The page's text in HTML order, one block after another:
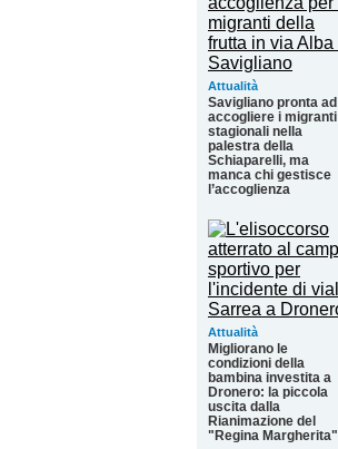
Attualità
Savigliano pronta ad
accogliere i migranti
stagionali nella
palestra della
Schiaparelli, ma
manca chi gestisce
l’accoglienza
Attualità
Migliorano le
condizioni della
bambina investita a
Dronero: la piccola
uscita dalla
Rianimazione del
"Regina Margherita"